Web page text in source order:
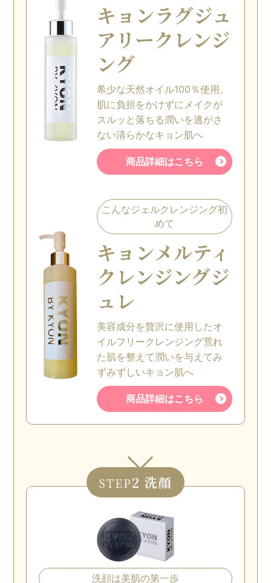
キョンラグジュ
アリークレンジ
ング
希少な天然オイル100％使用。
肌に負担をかけずにメイクが
スルッと落ちる潤いを逃がさ
ない清らかなキョン肌へ
商品詳細はこちら
こんなジェルクレンジング初
めて
キョンメルティ
クレンジングジ
ュレ
美容成分を贅沢に使用したオ
イルフリークレンジング荒れ
た肌を整えて潤いを与えてみ
ずみずしいキョン肌へ
商品詳細はこちら
STEP2 洗顔
洗顔は美肌の第一歩